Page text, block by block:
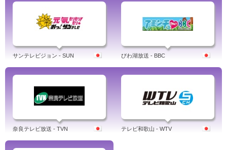
サンテレビジョン - SUN びわ湖放送 - BBC
奈良テレビ放送 - TVN テレビ和歌山 - WTV